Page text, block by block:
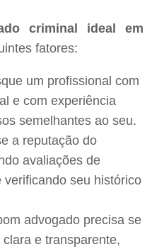
criminal ideal em
fatores:
um profissional com
e com experiência
semelhantes ao seu.
a reputação do
avaliações de
seu histórico
advogado precisa se
e transparente,